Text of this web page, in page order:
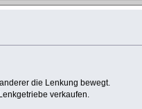
die Lenkung bewegt.
verkaufen.